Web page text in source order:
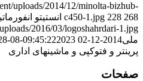
uploads/2014/12/minolta-bizhub-
c450-1.jpg 228 268 انستیتو
2016/03/logoshahrdari-1.jpg
ملی2014-12-02 09:45:22
2023-08-28 15:29:18
پرینتر و فتوکپی و ماشینهای اداری
صفحات